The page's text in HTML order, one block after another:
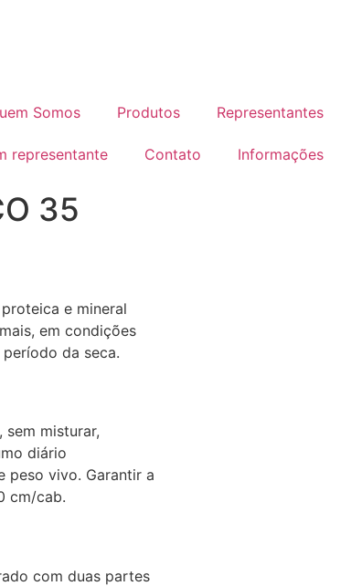
Somos Produtos Representantes
representante Contato Informações
35
e mineral
em condições
da seca.
misturar,
diário
peso vivo. Garantir a
cm/cab.
com duas partes